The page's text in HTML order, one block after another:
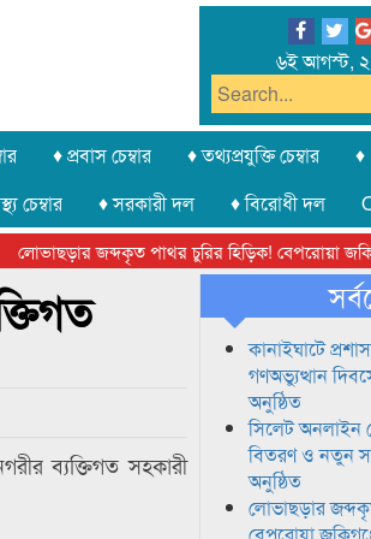
৬ই আগস্ট,
♦ প্রবাস চেম্বার ♦ তথ্যপ্রযুক্তি চেম্বার
♦
চেম্বার ♦ সরকারী দল ♦ বিরোধী দল
লোভাছড়ার জব্দকৃত পাথর চুরির হিড়িক! বেপরোয়া
ব্যক্তিগত সহকারী
কানাইঘাটে
গণঅভ্যুত্থান
অনুষ্ঠিত
সিলেট অনলাইন
বিতরণ ও নতুন
অনুষ্ঠিত
লোভাছড়ার